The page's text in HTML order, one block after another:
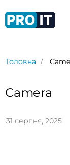
Головна
Camera
31 серпня, 2025